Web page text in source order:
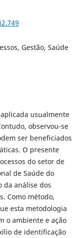
Gestão, Saúde
usualmente
observou-se
ser beneficiados
O presente
do setor de
de Saúde do
da análise dos
Como método,
esta metodologia
o ambiente e ação
de identificação